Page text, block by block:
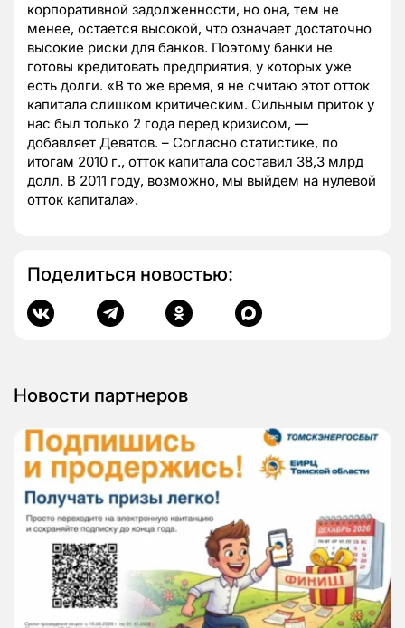
корпоративной задолженности, но она, тем не
менее, остается высокой, что означает достаточно
высокие риски для банков. Поэтому банки не
готовы кредитовать предприятия, у которых уже
есть долги. «В то же время, я не считаю этот отток
капитала слишком критическим. Сильным приток у
нас был только 2 года перед кризисом, —
добавляет Девятов. – Согласно статистике, по
итогам 2010 г., отток капитала составил 38,3 млрд
долл. В 2011 году, возможно, мы выйдем на нулевой
отток капитала».
Поделиться новостью:
Новости партнеров